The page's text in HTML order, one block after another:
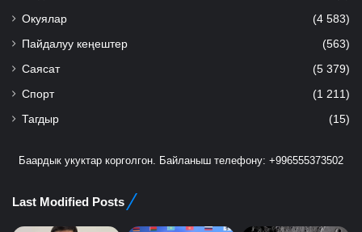
Окуялар (4 583)
Пайдалуу кеңештер (563)
Саясат (5 379)
Спорт (1 211)
Тагдыр (15)
Баардык укуктар корголгон. Байланыш телефону: +996555373502
Last Modified Posts